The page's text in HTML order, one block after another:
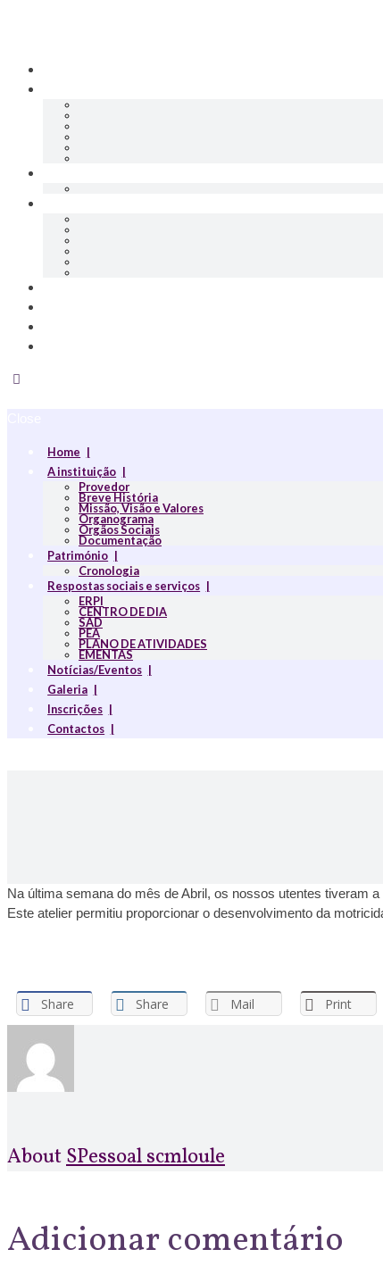
Home
A instituição
Provedor
Breve História
Missão, Visão e Valores
Organograma
Orgãos Sociais
Documentação
Património
Cronologia
Respostas sociais e serviços
ERPI
CENTRO DE DIA
SAD
PEA
PLANO DE ATIVIDADES
EMENTAS
Notícias/Eventos
Galeria
Inscrições
Contactos
Na última semana do mês de Abril, os nossos utentes tiveram
Este atelier permitiu proporcionar o desenvolvimento da
Share Share Mail Print
AboutSPessoal scmloule
Adicionar comentário